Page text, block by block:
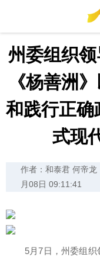
州委组织
《杨善洲
和践行正确
式现
作者：和泰君 何帝龙
月08日 09:11:41
5月7日，州委组